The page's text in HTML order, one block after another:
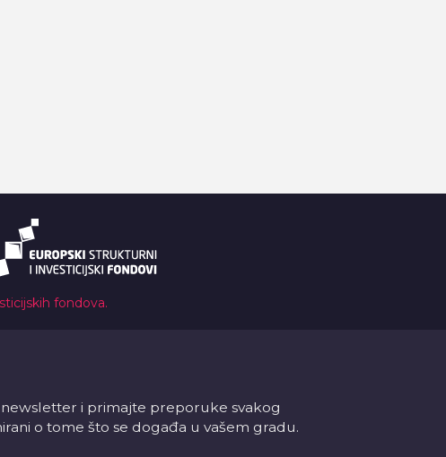
fondova.
i primajte preporuke svakog
o tome što se događa u vašem gradu.